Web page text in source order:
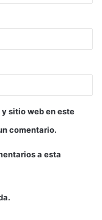
sitio web en este
comentario.
a esta